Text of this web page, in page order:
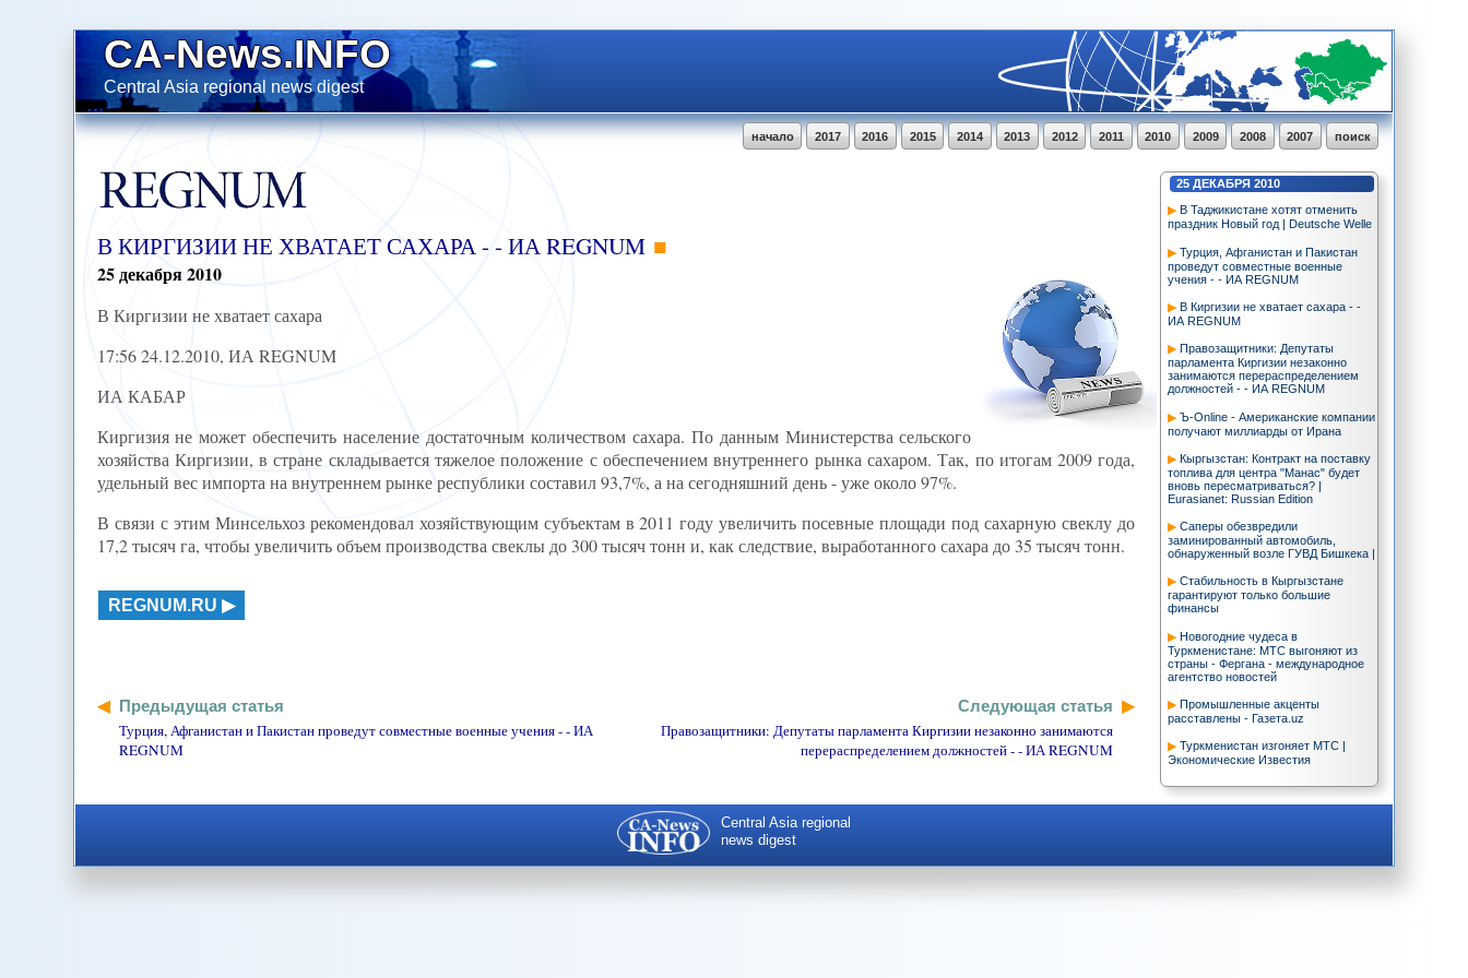
CA-News.INFO
Central Asia regional news digest
поиск
2007
2008
2009
2010
2011
2012
2013
2014
2015
2016
2017
начало
25 ДЕКАБРЯ 2010
В Таджикистане хотят отменить
праздник Новый год | Deutsche Welle
Турция, Афганистан и Пакистан
проведут совместные военные
учения - - ИА REGNUM
В Киргизии не хватает сахара - -
ИА REGNUM
Правозащитники: Депутаты
парламента Киргизии незаконно
занимаются перераспределением
должностей - - ИА REGNUM
Ъ-Online - Американские компании
получают миллиарды от Ирана
Кыргызстан: Контракт на поставку
топлива для центра "Манас" будет
вновь пересматриваться? |
Eurasianet: Russian Edition
Саперы обезвредили
заминированный автомобиль,
обнаруженный возле ГУВД Бишкека |
Стабильность в Кыргызстане
гарантируют только большие
финансы
Новогодние чудеса в
Туркменистане: МТС выгоняют из
страны - Фергана - международное
агентство новостей
Промышленные акценты
расставлены - Газета.uz
Туркменистан изгоняет МТС |
Экономические Известия
CA-NEWS : В Узбекистане 70%
семей в состоянии платить за жилье,
афганского трубопровода
В КИРГИЗИИ НЕ ХВАТАЕТ САХАРА - - ИА REGNUM
25декабря2010
В Киргизии не хватает сахара
17:56 24.12.2010, ИА REGNUM
ИА КАБАР
Киргизия не может обеспечить население достаточным количеством сахара. По данным Министерства сельского
хозяйства Киргизии, в стране складывается тяжелое положение с обеспечением внутреннего рынка сахаром. Так, по итогам 2009 года,
удельный вес импорта на внутреннем рынке республики составил 93,7%, а на сегодняшний день - уже около 97%.
В связи с этим Минсельхоз рекомендовал хозяйствующим субъектам в 2011 году увеличить посевные площади под сахарную свеклу до
17,2 тысяч га, чтобы увеличить объем производства свеклы до 300 тысяч тонн и, как следствие, выработанного сахара до 35 тысяч тонн.
REGNUM.RU
Предыдущая статья
Турция, Афганистан и Пакистан проведут совместные военные учения - - ИА
REGNUM
Следующая статья
Правозащитники: Депутаты парламента Киргизии незаконно занимаются
перераспределением должностей - - ИА REGNUM
Central Asia regional
news digest